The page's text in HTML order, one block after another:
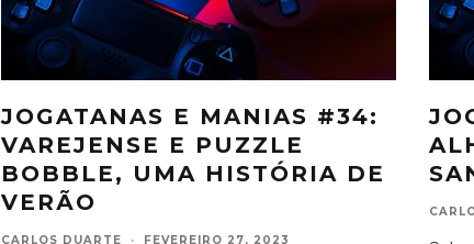
JOGATANAS E MANIAS #34:
VAREJENSE E PUZZLE
BOBBLE, UMA HISTÓRIA DE
VERÃO
CARLOS DUARTE · FEVEREIRO 27, 2023